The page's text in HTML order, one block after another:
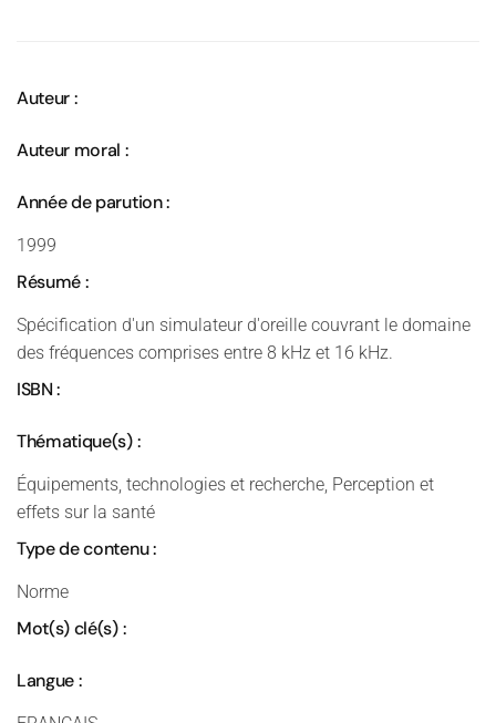
Auteur :
Auteur moral :
Année de parution :
1999
Résumé :
Spécification d'un simulateur d'oreille couvrant le domaine
des fréquences comprises entre 8 kHz et 16 kHz.
ISBN :
Thématique(s) :
Équipements, technologies et recherche, Perception et
effets sur la santé
Type de contenu :
Norme
Mot(s) clé(s) :
Langue :